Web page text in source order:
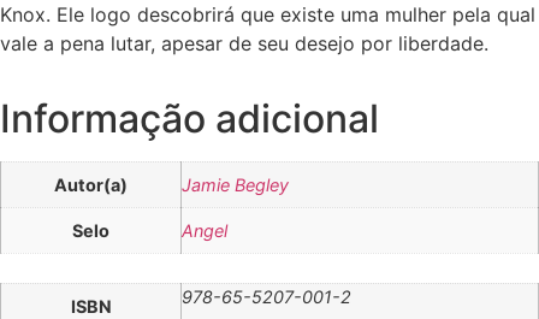
Knox. Ele logo descobrirá que existe uma mulher pela qual
vale a pena lutar, apesar de seu desejo por liberdade.
Informação adicional
Autor(a) Jamie Begley
Selo Angel
ISBN 978-65-5207-001-2